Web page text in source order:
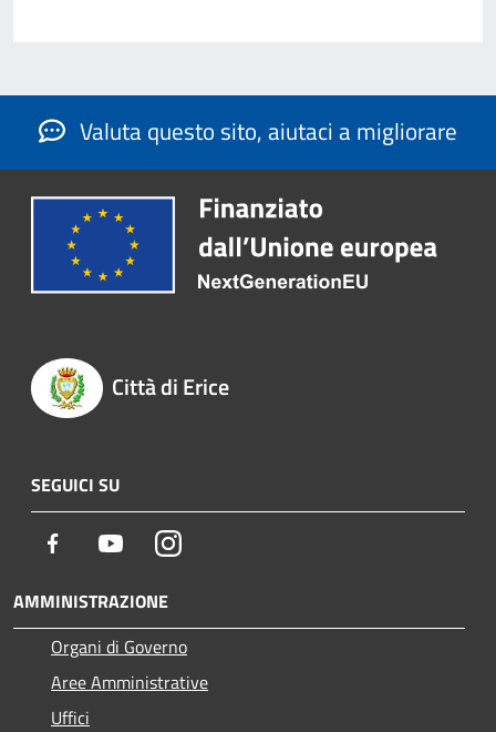
Valuta questo sito, aiutaci a migliorare
Città di Erice
SEGUICI SU
Facebook YoutubeInstagram
AMMINISTRAZIONE
Organi di Governo
Aree Amministrative
Uffici